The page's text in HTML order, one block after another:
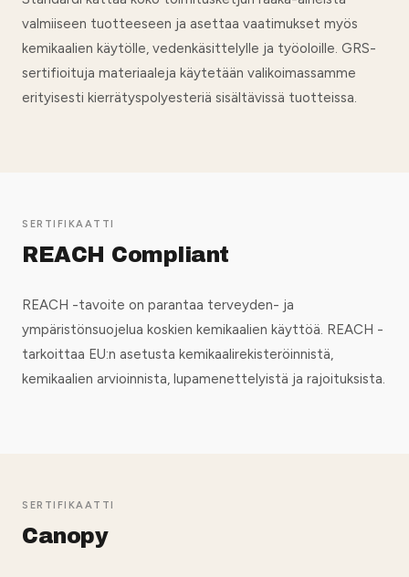
valmiiseen tuotteeseen ja asettaa vaatimukset myös
kemikaalien käytölle, vedenkäsittelylle ja työoloille. GRS-
sertifioituja materiaaleja käytetään valikoimassamme
erityisesti kierrätyspolyesteriä sisältävissä tuotteissa.
SERTIFIKAATTI
REACH Compliant
REACH -tavoite on parantaa terveyden- ja
ympäristönsuojelua koskien kemikaalien käyttöä. REACH -
tarkoittaa EU:n asetusta kemikaalirekisteröinnistä,
kemikaalien arvioinnista, lupamenettelyistä ja rajoituksista.
SERTIFIKAATTI
Canopy